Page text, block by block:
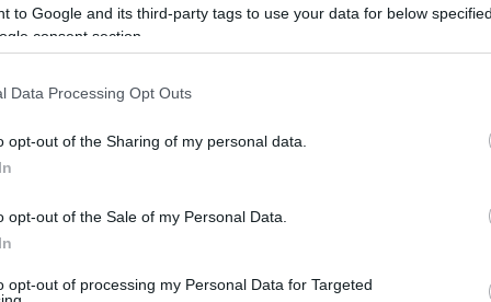
to Google and its third-party tags to use your data for below
consent section.
Data Processing Opt Outs
opt-out of the Sharing of my personal data.
opt-out of the Sale of my Personal Data.
opt-out of processing my Personal Data for Targeted
A kormány olyan új törvény tervez
és a diákokon. Ezt nem hagyhatjuk!
a Dobó téren!